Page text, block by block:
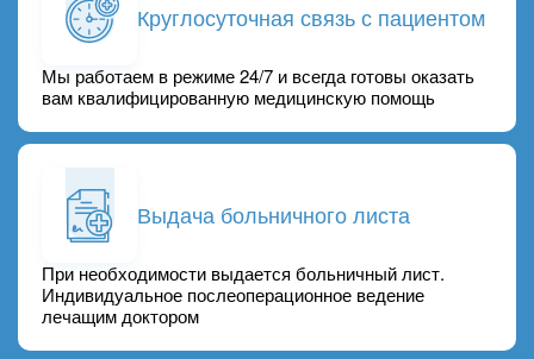
Круглосуточная связь с пациентом
Мы работаем в режиме 24/7 и всегда готовы оказать
вам квалифицированную медицинскую помощь
Выдача больничного листа
При необходимости выдается больничный лист.
Индивидуальное послеоперационное ведение
лечащим доктором